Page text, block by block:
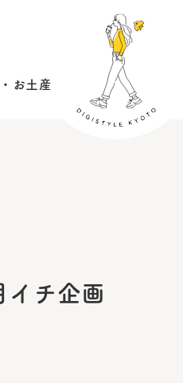
お土産
イチ企画